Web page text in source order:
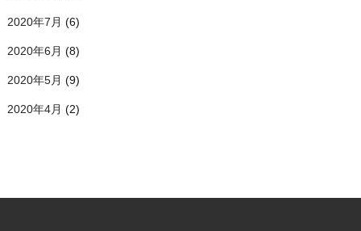
2020年7月 (6)
2020年6月 (8)
2020年5月 (9)
2020年4月 (2)